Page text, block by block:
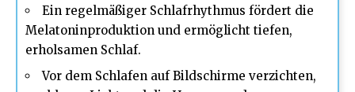
Ein regelmäßiger Schlafrhythmus fördert die
Melatoninproduktion und ermöglicht tiefen,
erholsamen Schlaf.
Vor dem Schlafen auf Bildschirme verzichten,